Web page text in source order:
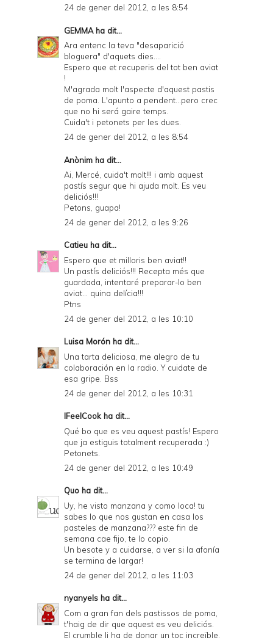
24 de gener del 2012, a les 8:54
GEMMAha dit...
Ara entenc la teva "desaparició
bloguera" d'aquets dies....
Espero que et recuperis del tot ben aviat
!
M'agrada molt l'aspecte d'aquest pastis
de poma. L'apunto a pendent...pero crec
que no hi será gaire temps.
Cuida't i petonets per les dues.
24 de gener del 2012, a les 8:54
Anònim ha dit...
Ai, Mercé, cuida't molt!!! i amb aquest
pastís segur que hi ajuda molt. Es veu
deliciós!!!
Petons, guapa!
24 de gener del 2012, a les 9:26
Catieu ha dit...
Espero que et milloris ben aviat!!
Un pastís deliciós!!! Recepta més que
guardada, intentaré preparar-lo ben
aviat... quina delícia!!!
Ptns
24 de gener del 2012, a les 10:10
Luisa Morón ha dit...
Una tarta deliciosa, me alegro de tu
colaboración en la radio. Y cuidate de
esa gripe. Bss
24 de gener del 2012, a les 10:31
IFeelCookha dit...
Qué bo que es veu aquest pastís! Espero
que ja estiguis totalment recuperada :)
Petonets.
24 de gener del 2012, a les 10:49
Quo ha dit...
Uy, he visto manzana y como loca! tu
sabes lo que nos gustan en casa los
pasteles de manzana??? este fin de
semana cae fijo, te lo copio.
Un besote y a cuidarse, a ver si la afonía
se termina de largar!
24 de gener del 2012, a les 11:03
nyanyels ha dit...
Com a gran fan dels pastissos de poma,
t'haig de dir que aquest es veu deliciós.
El crumble li ha de donar un toc increïble.